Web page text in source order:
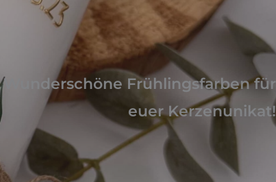
Wunderschöne Frühlingsfarben für
euer Kerzenunikat!